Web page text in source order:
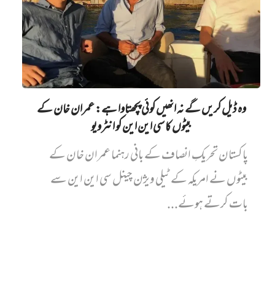
وہ ڈیل کریں گے نہ انھیں کوئی پچھتاوا ہے: عمران خان کے
بیٹوں کا سی این این کو انٹرویو
پاکستان تحریکِ انصاف کے بانی رہنما عمران خان کے
بیٹوں نے امریکہ کے ٹیلی ویژن چینل سی این این سے
بات کرتے ہوئے...